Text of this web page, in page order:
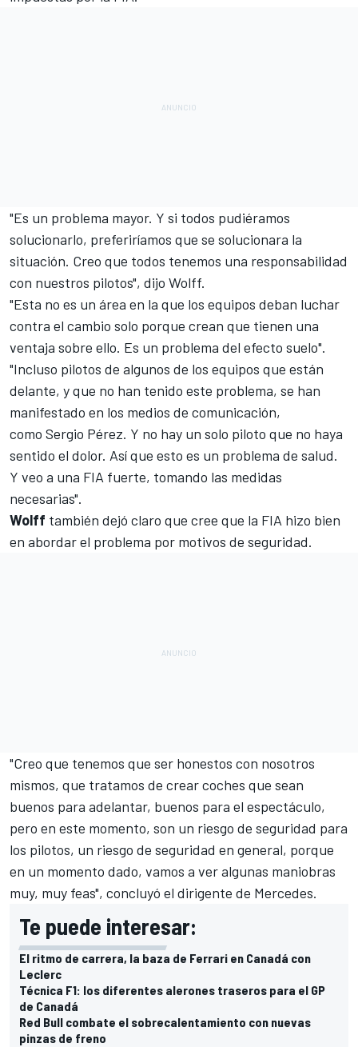
"Es un problema mayor. Y si todos pudiéramos
solucionarlo, preferiríamos que se solucionara la
situación. Creo que todos tenemos una responsabilidad
con nuestros pilotos", dijo Wolff.
"Esta no es un área en la que los equipos deban luchar
contra el cambio solo porque crean que tienen una
ventaja sobre ello. Es un problema del efecto suelo".
"Incluso pilotos de algunos de los equipos que están
delante, y que no han tenido este problema, se han
manifestado en los medios de comunicación,
como Sergio Pérez. Y no hay un solo piloto que no haya
sentido el dolor. Así que esto es un problema de salud.
Y veo a una FIA fuerte, tomando las medidas
necesarias".
Wolff también dejó claro que cree que la FIA hizo bien
en abordar el problema por motivos de seguridad.
"Creo que tenemos que ser honestos con nosotros
mismos, que tratamos de crear coches que sean
buenos para adelantar, buenos para el espectáculo,
pero en este momento, son un riesgo de seguridad para
los pilotos, un riesgo de seguridad en general, porque
en un momento dado, vamos a ver algunas maniobras
muy, muy feas", concluyó el dirigente de Mercedes.
Te puede interesar:
El ritmo de carrera, la baza de Ferrari en Canadá con
Leclerc
Técnica F1: los diferentes alerones traseros para el GP
de Canadá
Red Bull combate el sobrecalentamiento con nuevas
pinzas de freno